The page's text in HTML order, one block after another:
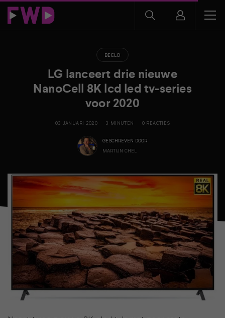
BEELD
LG lanceert drie nieuwe
NanoCell 8K lcd led tv-series
voor 2020
03 JANUARI 2020 3 MINUTEN 0 REACTIES
GESCHREVEN DOOR
MARTIJN CHEL